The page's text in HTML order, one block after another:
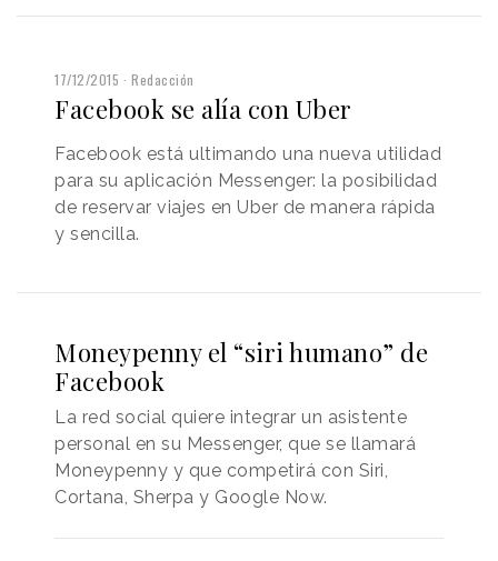
17/12/2015 Redacción
Facebook se alía con Uber
Facebook está ultimando una nueva utilidad
para su aplicación Messenger: la posibilidad
de reservar viajes en Uber de manera rápida
y sencilla.
Moneypenny el “siri humano” de
Facebook
La red social quiere integrar un asistente
personal en su Messenger, que se llamará
Moneypenny y que competirá con Siri,
Cortana, Sherpa y Google Now.